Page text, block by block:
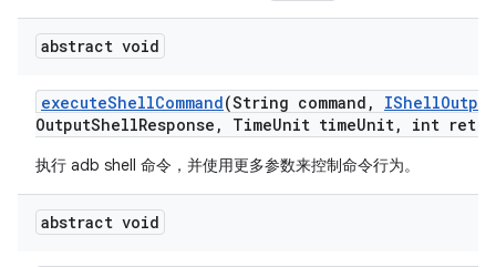
abstract void
executeShellCommand(String command , IShellOutput
OutputShellResponse , TimeUnit timeUnit, int retry
执行 adb shell 命令，并使用更多参数来控制命令行为。
abstract void